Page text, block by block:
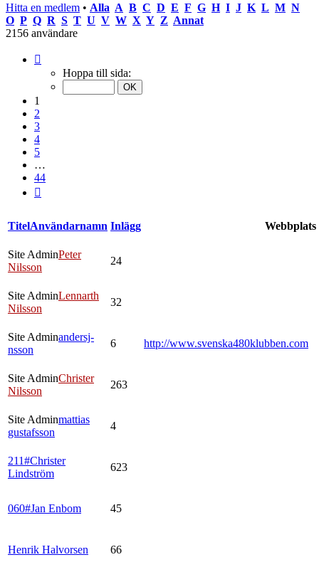
Hitta en medlem • Alla A B C D E F G H I J K L M N
O P Q R S T U V W X Y Z Annat
2156 användare
Hoppa till sida:
1
2
3
4
5
…
44
TitelAnvändarnamn Inlägg Webbplats
Site AdminPeter
Nilsson
24
Site AdminLennarth
Nilsson
32
Site Adminandersj-
nsson
6 http://www.svenska480klubben.com
Site AdminChrister
Nilsson
263
Site Adminmattias
gustafsson
4
211#Christer
Lindström
623
060#Jan Enbom 45
Henrik Halvorsen 66